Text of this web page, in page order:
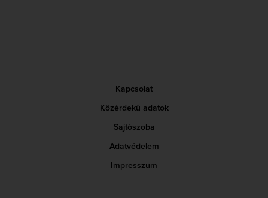
Kapcsolat
Közérdekű adatok
Sajtószoba
Adatvédelem
Impresszum